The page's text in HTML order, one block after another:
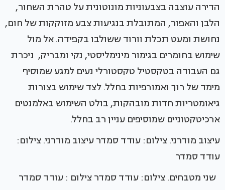
הדירה עוצבה בצבעוניות מונוטונית על טהרת השחור,
הלבן והאפור, המתובלת בנגיעות צבע מזוקקות של חום,
נחושת ומעט תכלת וורוד ששולבו בקפידה. אל מול
שימוש בחומרים בגימור מינימליסטי, נקי ומבריק, ניכרת
גם העבודה בטקסטיל טקסטורלי נעים למגע שמוסיף
מימד של רוך ואמורפיות בחלל. לצד שימוש בצורות
גיאומטריות חדות מובהקות, בולט השימוש באלמנטים
ארכיטקטוניים שמוסיפים עניין רב בחלל.
עיצוב מודרני. צילום: עודד סמדר עיצוב מודרני. צילום:
עודד סמדר
שני מטבחים. צילום: עודד סמדר צילום : עודד סמדר